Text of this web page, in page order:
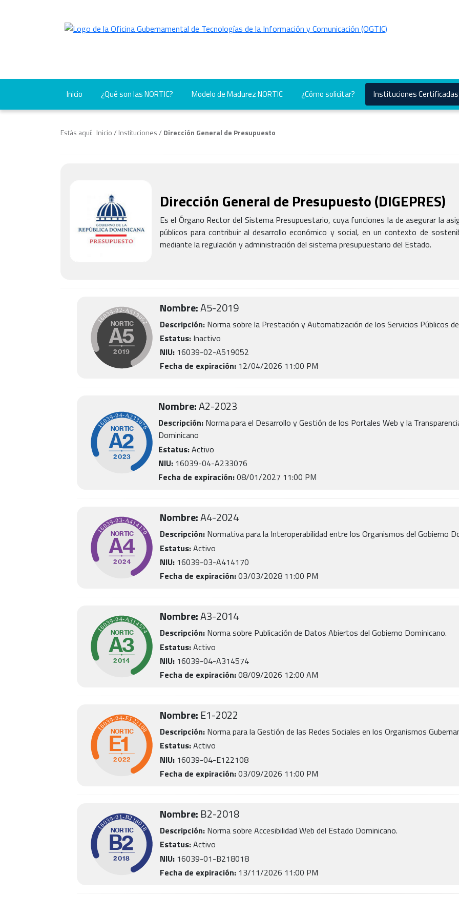
Inicio ¿Qué son las NORTIC? Modelo de Madurez NORTIC ¿Cómo solicitar? Instituciones Certificadas
Estás aquí: Inicio/ Instituciones/ Dirección General de Presupuesto
Dirección General de Presupuesto(DIGEPRES)
Es el Órgano Rector del Sistema Presupuestario, cuya funciones la de asegurar la
públicos para contribuir al desarrollo económico y social, en un contexto de
mediante la regulación y administración del sistema presupuestario del Estado.
Nombre:A5-2019
Descripción: Norma sobre la Prestación y Automatización de los Servicios Públicos
Estatus: Inactivo
NIU: 16039-02-A519052
Fecha de expiración: 12/04/2026 11:00 PM
Nombre:A2-2023
Descripción: Norma para el Desarrollo y Gestión de los Portales Web y la
Dominicano
Estatus:Activo
NIU: 16039-04-A233076
Fecha de expiración:08/01/2027 11:00 PM
Nombre:A4-2024
Descripción: Normativa para la Interoperabilidad entre los Organismos del Gobierno
Estatus:Activo
NIU: 16039-03-A414170
Fecha de expiración:03/03/2028 11:00 PM
Nombre:A3-2014
Descripción: Norma sobre Publicación de Datos Abiertos del Gobierno Dominicano.
Estatus:Activo
NIU: 16039-04-A314574
Fecha de expiración:08/09/2026 12:00 AM
Nombre: E1-2022
Descripción: Norma para la Gestión de las Redes Sociales en los Organismos
Estatus:Activo
NIU: 16039-04-E122108
Fecha de expiración:03/09/2026 11:00 PM
Nombre: B2-2018
Descripción: Norma sobre Accesibilidad Web del Estado Dominicano.
Estatus:Activo
NIU: 16039-01-B218018
Fecha de expiración: 13/11/2026 11:00 PM